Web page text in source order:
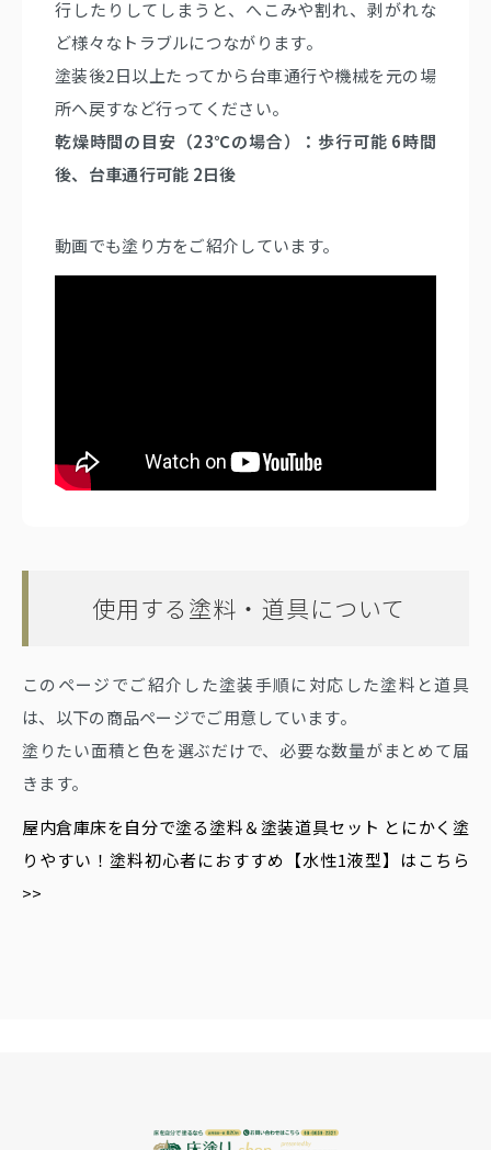
行したりしてしまうと、へこみや割れ、剥がれな
ど様々なトラブルにつながります。
塗装後2日以上たってから台車通行や機械を元の場
所へ戻すなど行ってください。
乾燥時間の目安（23℃の場合）：歩行可能 6時間
後、台車通行可能 2日後
動画でも塗り方をご紹介しています。
使用する塗料・道具について
このページでご紹介した塗装手順に対応した塗料と道具
は、以下の商品ページでご用意しています。
塗りたい面積と色を選ぶだけで、必要な数量がまとめて届
きます。
屋内倉庫床を自分で塗る塗料＆塗装道具セット とにかく塗
りやすい！塗料初心者におすすめ【水性1液型】はこちら
>>